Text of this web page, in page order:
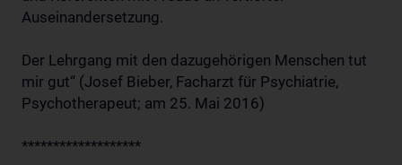
Auseinandersetzung.
Der Lehrgang mit den dazugehörigen Menschen tut
mir gut“ (Josef Bieber, Facharzt für Psychiatrie,
Psychotherapeut; am 25. Mai 2016)
*******************